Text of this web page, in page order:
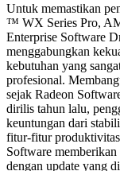
Untuk memastikan
™ WX Series Pro,
Enterprise Software
menggabungkan
kebutuhan yang
profesional.
sejak Radeon
dirilis tahun lalu,
keuntungan dari
fitur-fitur
Software
dengan update yang